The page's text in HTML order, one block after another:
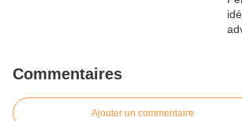
Commentaires
Ajouter un commentaire